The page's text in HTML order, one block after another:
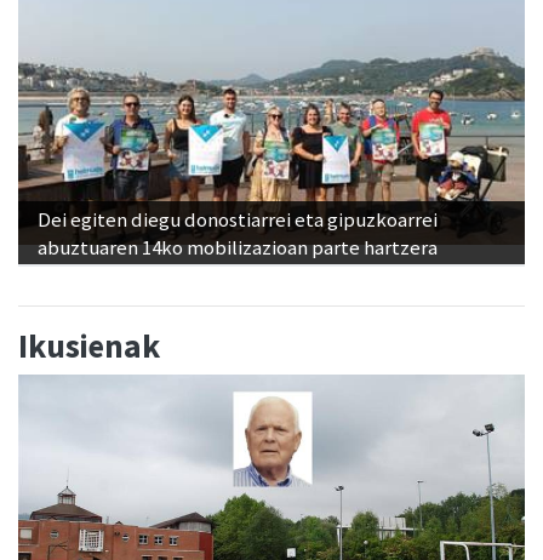
Dei egiten diegu donostiarrei eta gipuzkoarrei
abuztuaren 14ko mobilizazioan parte hartzera
Ikusienak